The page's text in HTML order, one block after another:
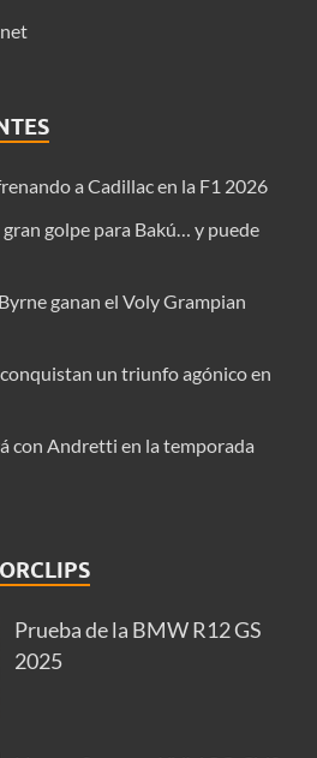
a Cadillac en la F1 2026
golpe para Bakú… y puede
ganan el Voly Grampian
un triunfo agónico en
con Andretti en la temporada
Prueba de la BMW R12 GS
2025